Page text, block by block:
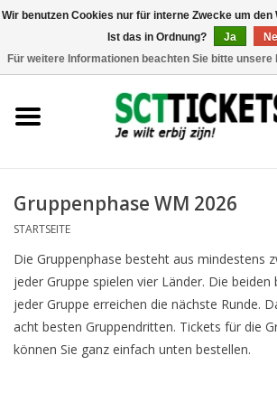
Frankreich
Gruppenphase WM 2026
STARTSEITE
Die Gruppenphase besteht aus mindestens
jeder Gruppe spielen vier Länder. Die beiden
jeder Gruppe erreichen die nächste Runde.
acht besten Gruppendritten. Tickets für die
können Sie ganz einfach unten bestellen.
Wir benutzen Cookies nur für interne Zwecke um
Ist das in Ordnung?
Ja
Für weitere Informationen beachten Sie bitte